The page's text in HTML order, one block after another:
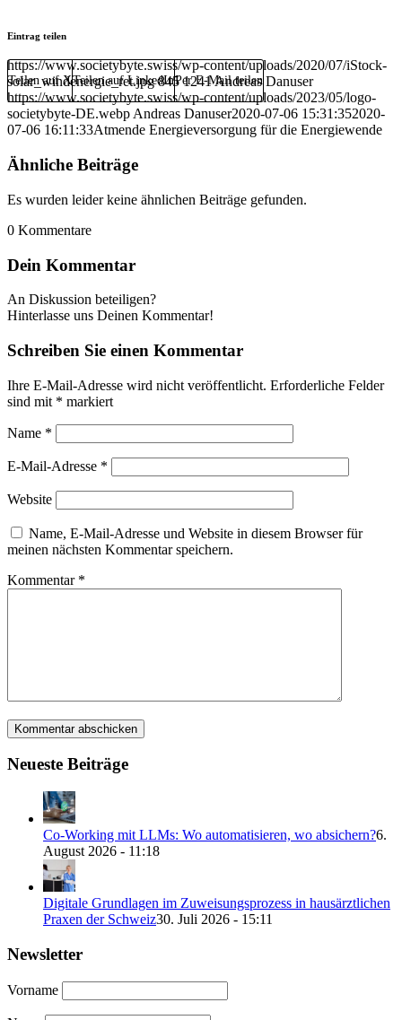
Eintrag teilen
Teilen auf XTeilen auf LinkedInPer E-Mail teilen
https://www.societybyte.swiss/wp-content/uploads/2020/07/iStock-
solar_windenergie_ret.jpg 845 1241Andreas Danuser
https://www.societybyte.swiss/wp-content/uploads/2023/05/logo-
societybyte-DE.webpAndreas Danuser2020-07-06 15:31:352020-
07-06 16:11:33Atmende Energieversorgung für die Energiewende
Ähnliche Beiträge
Es wurden leider keine ähnlichen Beiträge gefunden.
0 Kommentare
Dein Kommentar
An Diskussion beteiligen?
Hinterlasse uns Deinen Kommentar!
Schreiben Sie einen Kommentar
Ihre E-Mail-Adresse wird nicht veröffentlicht. Erforderliche Felder
sind mit * markiert
Name *
E-Mail-Adresse *
Website
Name, E-Mail-Adresse und Website in diesem Browser für
meinen nächsten Kommentar speichern.
Kommentar *
Neueste Beiträge
Co-Working mit LLMs: Wo automatisieren, wo absichern?6.
August 2026 - 11:18
Digitale Grundlagen im Zuweisungsprozess in hausärztlichen
Praxen der Schweiz30. Juli 2026 - 15:11
Newsletter
Vorname